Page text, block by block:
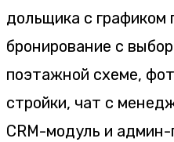
дольщика с
бронирование с
поэтажной схеме,
стройки, чат с
CRM-модуль и